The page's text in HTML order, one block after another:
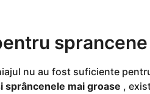
nu au fost suficiente
sprâncenele mai groase ,